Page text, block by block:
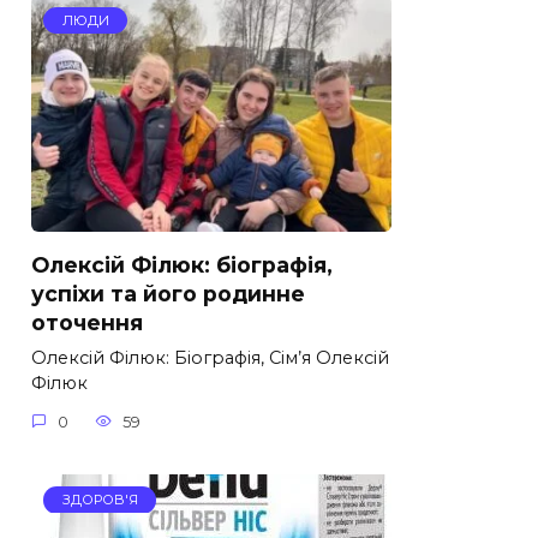
ЛЮДИ
Олексій Філюк: біографія,
успіхи та його родинне
оточення
Олексій Філюк: Біографія, Сім’я Олексій
Філюк
0 59
ЗДОРОВ'Я